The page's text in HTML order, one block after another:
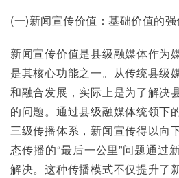
(一)新闻宣传价值：基础价值的强
新闻宣传价值是县级融媒体作为
是其核心功能之一。从传统县级
和融合发展，实际上是为了解决
的问题。通过县级融媒体统领下
三级传播体系，新闻宣传得以向
态传播的“最后一公里”问题通过
解决。这种传播模式不仅提升了